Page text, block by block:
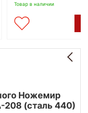
Товар в наличии
Ножемир
208 (сталь 440)